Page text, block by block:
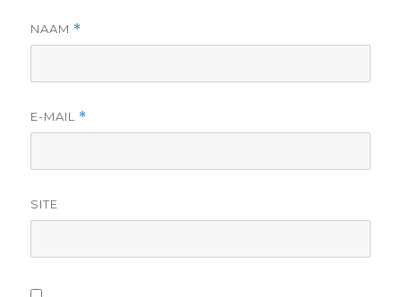
NAAM *
E-MAIL *
SITE